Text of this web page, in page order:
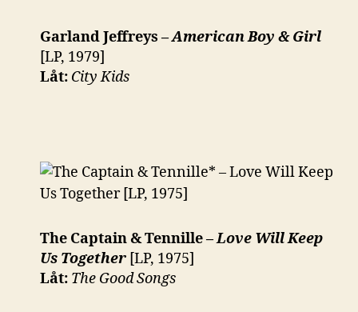
Garland Jeffreys –American Boy & Girl
[LP, 1979]
Låt: City Kids
The Captain & Tennille –Love Will Keep
Us Together [LP, 1975]
Låt: The Good Songs